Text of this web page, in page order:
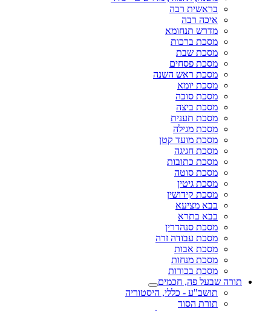
בראשית רבה
איכה רבה
מדרש תנחומא
מסכת ברכות
מסכת שבת
מסכת פסחים
מסכת ראש השנה
מסכת יומא
מסכת סוכה
מסכת ביצה
מסכת תענית
מסכת מגילה
מסכת מועד קטן
מסכת חגיגה
מסכת כתובות
מסכת סוטה
מסכת גיטין
מסכת קידושין
בבא מציעא
בבא בתרא
מסכת סנהדרין
מסכת עבודה זרה
מסכת אבות
מסכת מנחות
מסכת בכורות
תורה שבעל פה, חכמים
תושב"ע - כללי, היסטוריה
תורת הסוד